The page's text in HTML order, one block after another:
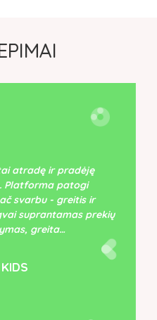
atradę ir pradėję
Platforma patogi
svarbu - greitis ir
suprantamas prekių
greita…